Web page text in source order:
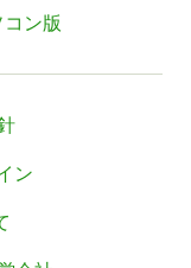
コン版
ン